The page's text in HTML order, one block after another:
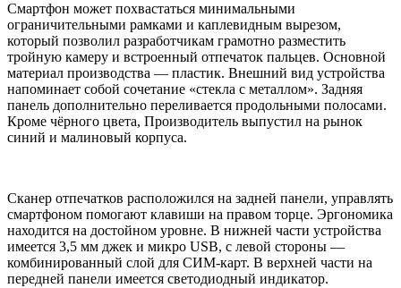
Смартфон может похвастаться минимальными
ограничительными рамками и каплевидным вырезом,
который позволил разработчикам грамотно разместить
тройную камеру и встроенный отпечаток пальцев. Основной
материал производства — пластик. Внешний вид устройства
напоминает собой сочетание «стекла с металлом». Задняя
панель дополнительно переливается продольными полосами.
Кроме чёрного цвета, Производитель выпустил на рынок
синий и малиновый корпуса.
Сканер отпечатков расположился на задней панели, управлять
смартфоном помогают клавиши на правом торце. Эргономика
находится на достойном уровне. В нижней части устройства
имеется 3,5 мм джек и микро USB, с левой стороны —
комбинированный слой для СИМ-карт. В верхней части на
передней панели имеется светодиодный индикатор.